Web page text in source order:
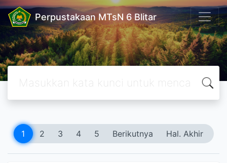
Perpustakaan MTsN 6 Blitar
1 2 3 4 5 Berikutnya Hal. Akhir